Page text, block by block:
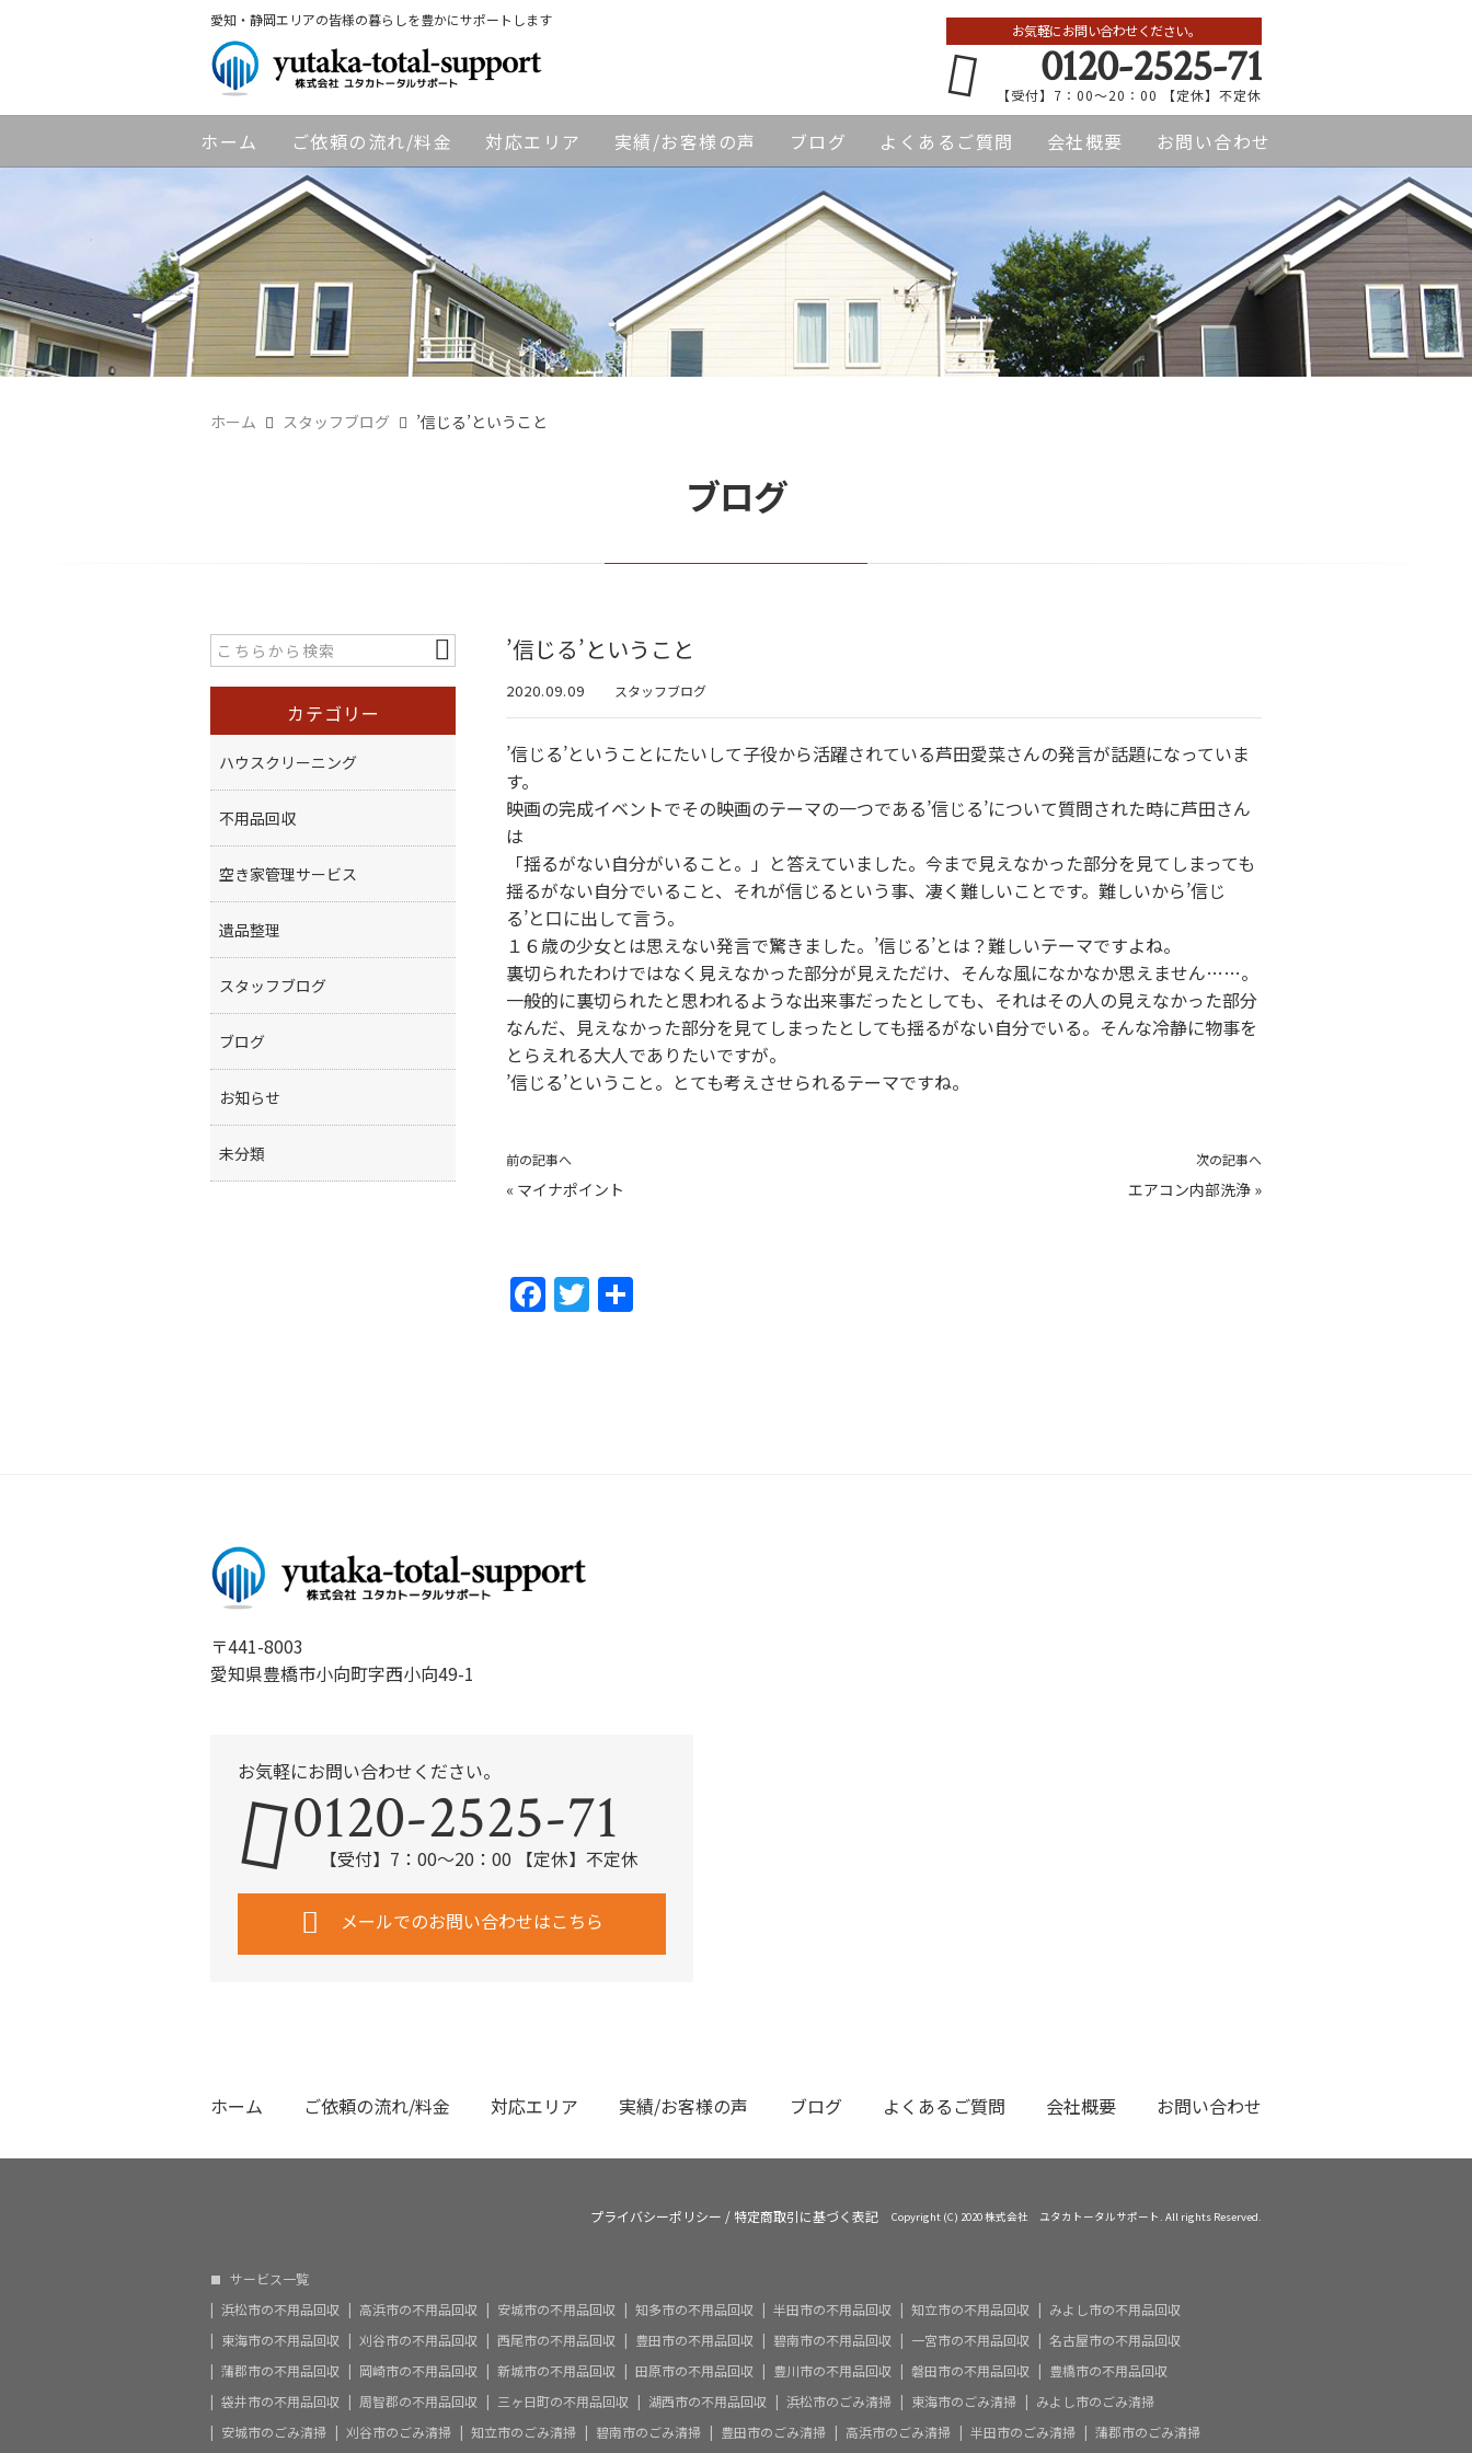
愛知・静岡エリアの皆様の暮らしを豊かにサポートします
お気軽にお問い合わせください。
0120-2525-71
【受付】7：00～20：00 【定休】不定休
ホーム ご依頼の流れ/料金 対応エリア 実績/お客様の声 ブログ よくあるご質問 会社概要 お問い合わせ
ホーム スタッフブログ ’信じる’ということ
ブログ
’信じる’ということ
2020.09.09 スタッフブログ
’信じる’ということにたいして子役から活躍されている芦田愛菜さんの発言が話題になっていま
す。
映画の完成イベントでその映画のテーマの一つである’信じる’について質問された時に芦田さん
は
「揺るがない自分がいること。」と答えていました。今まで見えなかった部分を見てしまっても
揺るがない自分でいること、それが信じるという事、凄く難しいことです。難しいから’信じ
る’と口に出して言う。
１６歳の少女とは思えない発言で驚きました。’信じる’とは？難しいテーマですよね。
裏切られたわけではなく見えなかった部分が見えただけ、そんな風になかなか思えません……。
一般的に裏切られたと思われるような出来事だったとしても、それはその人の見えなかった部分
なんだ、見えなかった部分を見てしまったとしても揺るがない自分でいる。そんな冷静に物事を
とらえれる大人でありたいですが。
’信じる’ということ。とても考えさせられるテーマですね。
前の記事へ
« マイナポイント
次の記事へ
エアコン内部洗浄 »
F T
カテゴリー
ハウスクリーニング
不用品回収
空き家管理サービス
遺品整理
スタッフブログ
ブログ
お知らせ
未分類
〒441-8003
愛知県豊橋市小向町字西小向49-1
お気軽にお問い合わせください。
0120-2525-71
【受付】7：00～20：00 【定休】不定休
メールでのお問い合わせはこちら
ホーム ご依頼の流れ/料金 対応エリア 実績/お客様の声 ブログ よくあるご質問 会社概要 お問い合わせ
プライバシーポリシー /特定商取引に基づく表記 Copyright (C) 2020 株式会社 ユタカトータルサポート. All rights Reserved.
サービス一覧
浜松市の不用品回収
高浜市の不用品回収 安城市の不用品回収 知多市の不用品回収 半田市の不用品回収 知立市の不用品回収
みよし市の不用品回収
東海市の不用品回収
刈谷市の不用品回収 西尾市の不用品回収 豊田市の不用品回収 碧南市の不用品回収 一宮市の不用品回収
名古屋市の不用品回収
蒲郡市の不用品回収
岡崎市の不用品回収 新城市の不用品回収 田原市の不用品回収 豊川市の不用品回収 磐田市の不用品回収
豊橋市の不用品回収
袋井市の不用品回収
周智郡の不用品回収 三ヶ日町の不用品回収 湖西市の不用品回収 浜松市のごみ清掃 東海市のごみ清掃
みよし市のごみ清掃
安城市のごみ清掃
刈谷市のごみ清掃 知立市のごみ清掃 碧南市のごみ清掃 豊田市のごみ清掃 高浜市のごみ清掃 半田市のごみ清掃 蒲郡市のごみ清掃